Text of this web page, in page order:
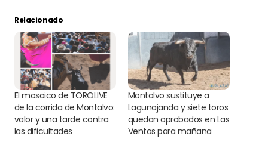
Relacionado
El mosaico de TOROLIVE
de la corrida de Montalvo:
valor y una tarde contra
las dificultades
Montalvo sustituye a
Lagunajanda y siete toros
quedan aprobados en Las
Ventas para mañana